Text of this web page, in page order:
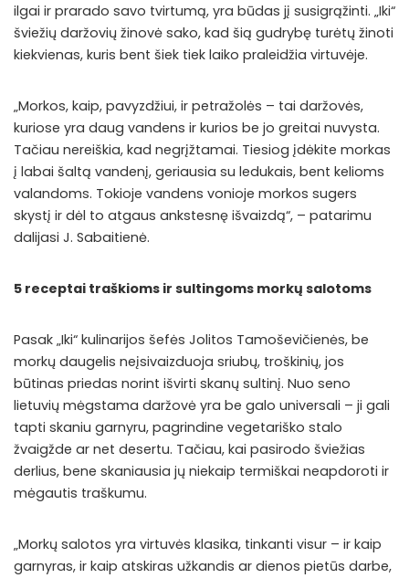
ilgai ir prarado savo tvirtumą, yra būdas jį susigrąžinti. „Iki“
šviežių daržovių žinovė sako, kad šią gudrybę turėtų žinoti
kiekvienas, kuris bent šiek tiek laiko praleidžia virtuvėje.
„Morkos, kaip, pavyzdžiui, ir petražolės – tai daržovės,
kuriose yra daug vandens ir kurios be jo greitai nuvysta.
Tačiau nereiškia, kad negrįžtamai. Tiesiog įdėkite morkas
į labai šaltą vandenį, geriausia su ledukais, bent kelioms
valandoms. Tokioje vandens vonioje morkos sugers
skystį ir dėl to atgaus ankstesnę išvaizdą“, – patarimu
dalijasi J. Sabaitienė.
5 receptai traškioms ir sultingoms morkų salotoms
Pasak „Iki“ kulinarijos šefės Jolitos Tamoševičienės, be
morkų daugelis neįsivaizduoja sriubų, troškinių, jos
būtinas priedas norint išvirti skanų sultinį. Nuo seno
lietuvių mėgstama daržovė yra be galo universali – ji gali
tapti skaniu garnyru, pagrindine vegetariško stalo
žvaigžde ar net desertu. Tačiau, kai pasirodo šviežias
derlius, bene skaniausia jų niekaip termiškai neapdoroti ir
mėgautis traškumu.
„Morkų salotos yra virtuvės klasika, tinkanti visur – ir kaip
garnyras, ir kaip atskiras užkandis ar dienos pietūs darbe,